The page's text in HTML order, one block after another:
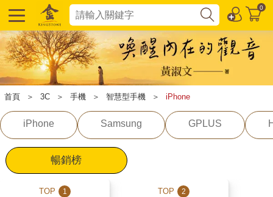
0
首頁 ＞ 3C ＞ 手機 ＞ 智慧型手機 ＞ iPhone
iPhone Samsung GPLUS
暢銷榜
TOP 1 TOP 2